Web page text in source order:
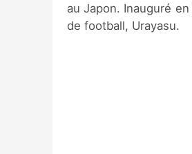
au Japon. Inauguré
de football, Urayasu.